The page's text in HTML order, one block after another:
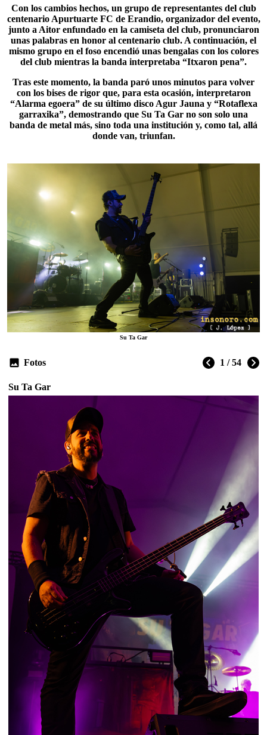
Con los cambios hechos, un grupo de representantes del club
centenario Apurtuarte FC de Erandio, organizador del evento,
junto a Aitor enfundado en la camiseta del club, pronunciaron
unas palabras en honor al centenario club. A continuación, el
mismo grupo en el foso encendió unas bengalas con los colores
del club mientras la banda interpretaba “Itxaron pena”.
Tras este momento, la banda paró unos minutos para volver
con los bises de rigor que, para esta ocasión, interpretaron
“Alarma egoera” de su último disco Agur Jauna y “Rotaflexa
garraxika”, demostrando que Su Ta Gar no son solo una
banda de metal más, sino toda una institución y, como tal, allá
donde van, triunfan.
Su Ta Gar
Fotos 1 / 54
Su Ta Gar